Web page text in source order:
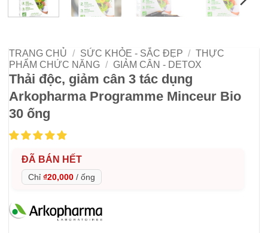
TRANG CHỦ / SỨC KHỎE - SẮC ĐẸP / THỰC
PHẨM CHỨC NĂNG / GIẢM CÂN - DETOX
Thải độc, giảm cân 3 tác dụng
Arkopharma Programme Minceur Bio
30 ống
ĐÃ BÁN HẾT
Chỉ ₫20,000 / ống